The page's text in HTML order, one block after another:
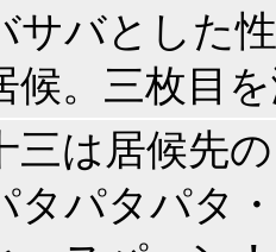
サバとした
候。三枚目
三は居候先
タパタパタ